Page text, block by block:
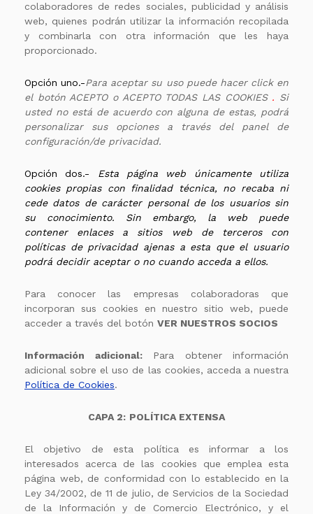
colaboradores de redes sociales, publicidad y análisis
web, quienes podrán utilizar la información recopilada
y combinarla con otra información que les haya
proporcionado.
Opción uno.-Para aceptar su uso puede hacer click en
el botón ACEPTOo ACEPTO TODAS LAS COOKIES . Si
usted no está de acuerdo con alguna de estas, podrá
personalizar sus opciones a través del panel de
configuración/de privacidad.
Opción dos.-
Esta página web únicamente utiliza
cookies propias con finalidad técnica, no recaba ni
cede datos de carácter personal de los usuarios sin
su conocimiento. Sin embargo, la web puede
contener enlaces a sitios web de terceros con
políticas de privacidad ajenas a esta que el usuario
podrá decidir aceptar o no cuando acceda a ellos.
Para conocer las empresas colaboradoras que
incorporan sus cookies en nuestro sitio web, puede
acceder a través del botón VER NUESTROS SOCIOS
Información adicional:Para obtener información
adicional sobre el uso de las cookies, acceda a nuestra
Política de Cookies.
CAPA 2: POLÍTICA EXTENSA
El objetivo de esta política es informar a los
interesados acerca de las cookies que emplea esta
página web, de conformidad con lo establecido en la
Ley 34/2002, de 11 de julio, de Servicios de la Sociedad
de la Información y de Comercio Electrónico, y el